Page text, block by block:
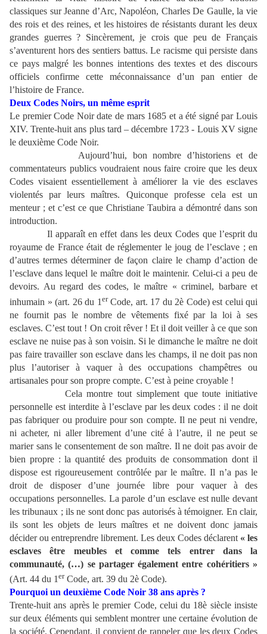
classiques sur Jeanne d’Arc, Napoléon, Charles De Gaulle, la vie
des rois et des reines, et les histoires de résistants durant les deux
grandes guerres ? Sincèrement, je crois que peu de Français
s’aventurent hors des sentiers battus. Le racisme qui persiste dans
ce pays malgré les bonnes intentions des textes et des discours
officiels confirme cette méconnaissance d’un pan entier de
l’histoire de France.
Deux Codes Noirs, un même esprit
Le premier Code Noir date de mars 1685 et a été signé par Louis
XIV. Trente-huit ans plus tard – décembre 1723 - Louis XV signe
le deuxième Code Noir.
Aujourd’hui, bon nombre d’historiens et de
commentateurs publics voudraient nous faire croire que les deux
Codes visaient essentiellement à améliorer la vie des esclaves
violentés par leurs maîtres. Quiconque professe cela est un
menteur ; et c’est ce que Christiane Taubira a démontré dans son
introduction.
Il apparaît en effet dans les deux Codes que l’esprit du
royaume de France était de réglementer le joug de l’esclave ; en
d’autres termes déterminer de façon claire le champ d’action de
l’esclave dans lequel le maître doit le maintenir. Celui-ci a peu de
devoirs. Au regard des codes, le maître « criminel, barbare et
inhumain » (art. 26 du 1 erCode, art. 17 du 2è Code) est celui qui
ne fournit pas le nombre de vêtements fixé par la loi à ses
esclaves. C’est tout ! On croit rêver ! Et il doit veiller à ce que son
esclave ne nuise pas à son voisin. Si le dimanche le maître ne doit
pas faire travailler son esclave dans les champs, il ne doit pas non
plus l’autoriser à vaquer à des occupations champêtres ou
artisanales pour son propre compte. C’est à peine croyable !
Cela montre tout simplement que toute initiative
personnelle est interdite à l’esclave par les deux codes : il ne doit
pas fabriquer ou produire pour son compte. Il ne peut ni vendre,
ni acheter, ni aller librement d’une cité à l’autre, il ne peut se
marier sans le consentement de son maître. Il ne doit pas avoir de
bien propre : la quantité des produits de consommation dont il
dispose est rigoureusement contrôlée par le maître. Il n’a pas le
droit de disposer d’une journée libre pour vaquer à des
occupations personnelles. La parole d’un esclave est nulle devant
les tribunaux ; ils ne sont donc pas autorisés à témoigner. En clair,
ils sont les objets de leurs maîtres et ne doivent donc jamais
décider ou entreprendre librement. Les deux Codes déclarent « les
esclaves être meubles et comme tels entrer dans la
communauté, (…) se partager également entre cohéritiers »
(Art. 44 du 1 erCode, art. 39 du 2è Code).
Pourquoi un deuxième Code Noir 38 ans après ?
Trente-huit ans après le premier Code, celui du 18è siècle insiste
sur deux éléments qui semblent montrer une certaine évolution de
la société. Cependant, il convient de rappeler que les deux Codes